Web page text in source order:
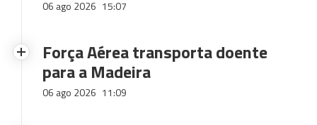
06 ago 2026 15:07
Força Aérea transporta doente
para a Madeira
06 ago 2026 11:09